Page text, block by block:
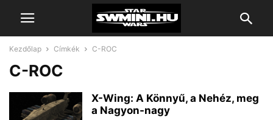
Kezdőlap Címkék C-ROC
C-ROC
X-Wing: A Könnyű, a Nehéz, meg
a Nagyon-nagy